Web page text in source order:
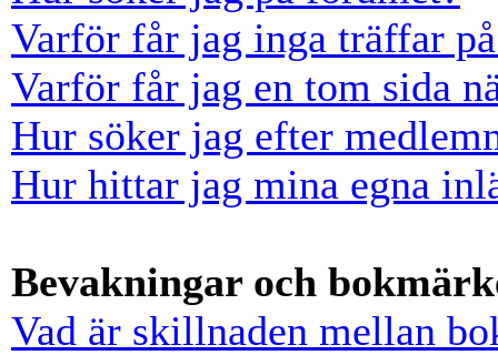
Varför får jag inga träffar
Varför får jag en tom sida
Hur söker jag efter
Hur hittar jag mina egna
Bevakningar och
Vad är skillnaden mellan